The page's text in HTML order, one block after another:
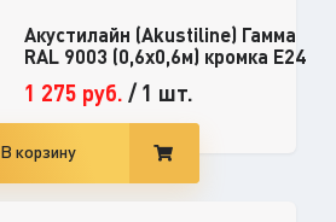
Акустилайн (Akustiline) Гамма
RAL 9003 (0,6x0,6м) кромка E24
1 275 руб. /1 шт.
В корзину